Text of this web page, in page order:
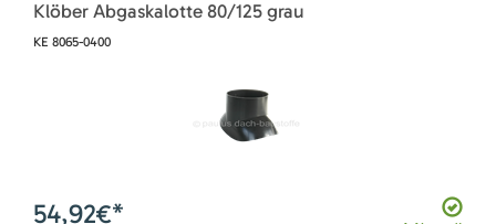
Klöber Abgaskalotte 80/125 grau
KE 8065-0400
54,92€*